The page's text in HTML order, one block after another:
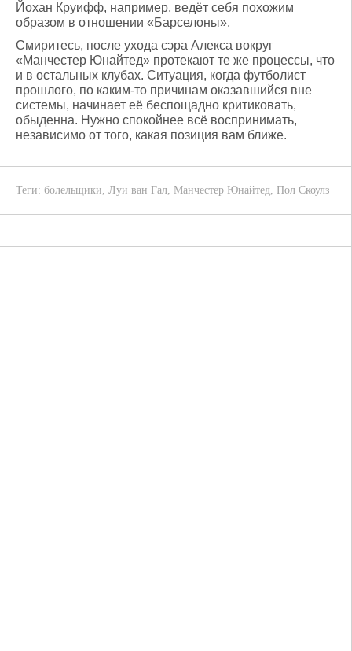
Йохан Круифф, например, ведёт себя похожим
образом в отношении «Барселоны».
Смиритесь, после ухода сэра Алекса вокруг
«Манчестер Юнайтед» протекают те же процессы, что
и в остальных клубах. Ситуация, когда футболист
прошлого, по каким-то причинам оказавшийся вне
системы, начинает её беспощадно критиковать,
обыденна. Нужно спокойнее всё воспринимать,
независимо от того, какая позиция вам ближе.
Теги: болельщики, Луи ван Гал, Манчестер Юнайтед, Пол Скоулз